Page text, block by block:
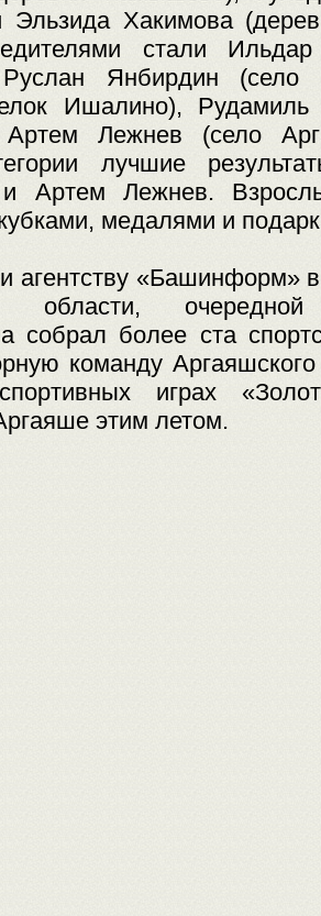
Хакимова
стали
Янбирдин (село
Ишалино), Рудамиль
Лежнев (село
лучшие
и Артем Лежнев.
медалями и
агентству «Башинформ»
области,
собрал более ста
команду
играх
этим летом.